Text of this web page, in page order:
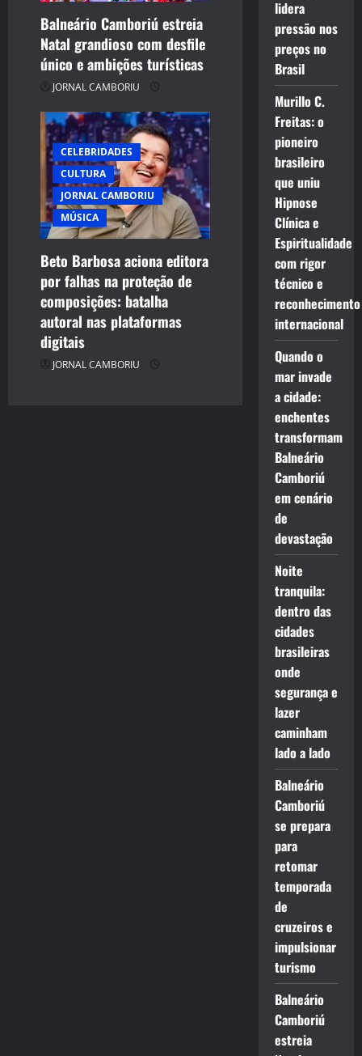
Balneário Camboriú estreia
Natal grandioso com desfile
único e ambições turísticas
JORNAL CAMBORIU
CELEBRIDADES
CULTURA
JORNAL CAMBORIU
MÚSICA
Beto Barbosa aciona editora
por falhas na proteção de
composições: batalha
autoral nas plataformas
digitais
JORNAL CAMBORIU
lidera
pressão nos
preços no
Brasil
Murillo C.
Freitas: o
pioneiro
brasileiro
que uniu
Hipnose
Clínica e
Espiritualidade
com rigor
técnico e
reconhecimento
internacional
Quando o
mar invade
a cidade:
enchentes
transformam
Balneário
Camboriú
em cenário
de
devastação
Noite
tranquila:
dentro das
cidades
brasileiras
onde
segurança e
lazer
caminham
lado a lado
Balneário
Camboriú
se prepara
para
retomar
temporada
de
cruzeiros e
impulsionar
turismo
Balneário
Camboriú
estreia